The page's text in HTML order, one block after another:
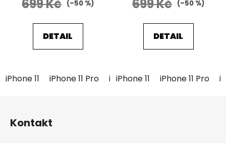
5,0
z
5
hvězdiček.
699 Kč (–50 %)
DETAIL
iPhone 11 iPhone 11 Pro iPhone 11 Pro Max iPhone
5,0
z
5
hvězdiček.
699 Kč (–50 %)
DETAIL
iPhone 11 iPhone 11 Pro
Kontakt